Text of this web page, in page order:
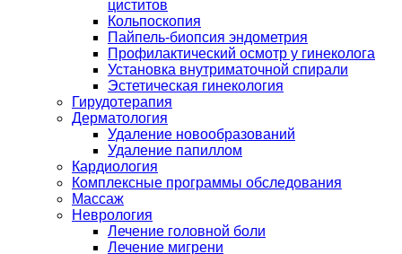
циститов
Кольпоскопия
Пайпель-биопсия эндометрия
Профилактический осмотр у гинеколога
Установка внутриматочной спирали
Эстетическая гинекология
Гирудотерапия
Дерматология
Удаление новообразований
Удаление папиллом
Кардиология
Комплексные программы обследования
Массаж
Неврология
Лечение головной боли
Лечение мигрени